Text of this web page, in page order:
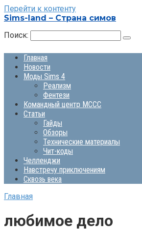
Перейти к контенту
Sims-land – Страна симов
Поиск:
Главная
Новости
Моды Sims 4
Реализм
Фентези
Командный центр MCCC
Статьи
Гайды
Обзоры
Технические материалы
Чит-коды
Челленджи
Навстречу приключениям
Сквозь века
Главная
любимое дело